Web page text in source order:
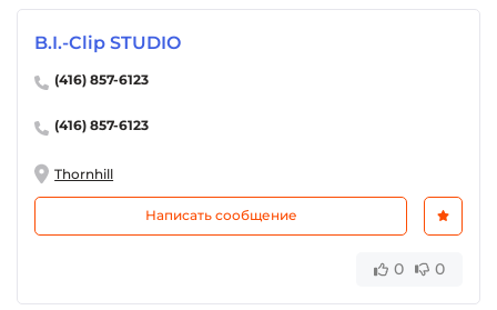
B.I.-Clip STUDIO
(416) 857-6123
(416) 857-6123
Thornhill
Написать сообщение
0 0